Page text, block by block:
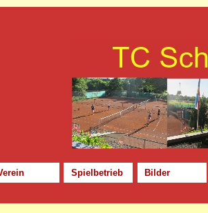
Spielbetrieb
Bilder